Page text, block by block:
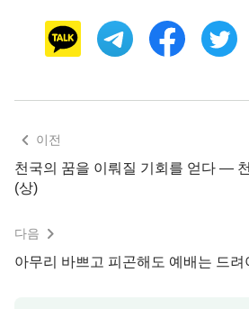
은 주님을 위해 헌신하며 사역한
로 행한 게 아니라는 의미죠.
그들이 예배에서 성경을 해석한
자신을 높이고, 자신을 증거하고
자기 앞으로 데리고 왔죠. 예수
있다는 것을 알고 있었지만, 많
수님을 따르자 그들은 두려워했
이전
천국의 꿈을 이뤄질 기회를 얻다 —
(상)
다음
아무리 바쁘고 피곤해도 예배는 드려